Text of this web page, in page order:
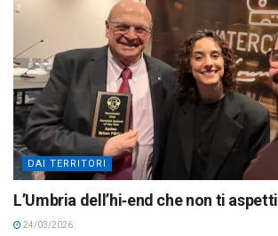
DAI TERRITORI
L’Umbria dell’hi‑end che non ti aspetti
24/03/2026